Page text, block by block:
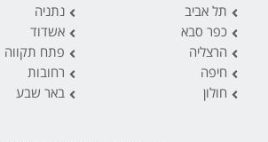
תל אביב
נתניה
כפר סבא
אשדוד
הרצליה
פתח תקווה
חיפה
רחובות
חולון
באר שבע